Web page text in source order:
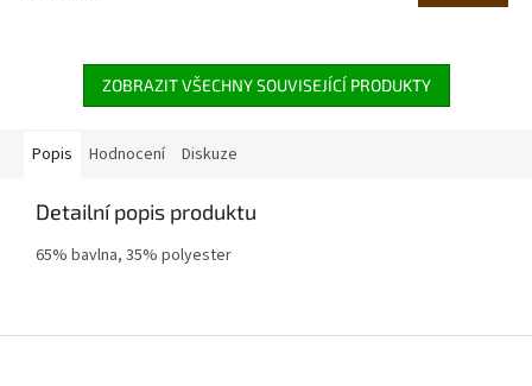
ZOBRAZIT VŠECHNY SOUVISEJÍCÍ PRODUKTY
Popis Hodnocení Diskuze
Detailní popis produktu
65% bavlna, 35% polyester